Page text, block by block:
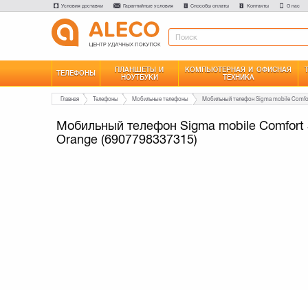
Условия доставки Гарантийные условия Способы оплаты Контакты О нас
ТЕЛЕФОНЫ
ПЛАНШЕТЫ И
НОУТБУКИ
КОМПЬЮТЕРНАЯ И ОФИСНАЯ
ТЕХНИКА
Главная Телефоны Мобильные телефоны
Мобильный телефон Sigma mobile Comfort
Orange (6907798337315)